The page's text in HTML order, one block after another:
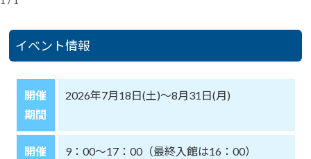
イベント情報
開催
期間
2026年7月18日(土)～8月31日(月)
開催
9：00～17：00（最終入館は16：00）